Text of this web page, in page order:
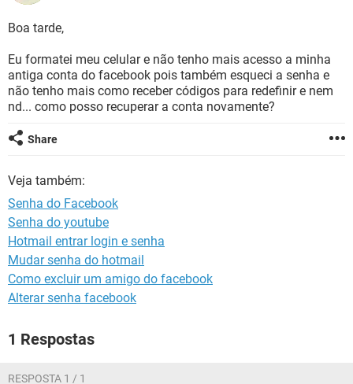
GUIA DE COMPRAS
INSTAGRAM
CELULAR
OUTLOOK
INSTAGRAM GMAIL
GUIA DE COMPRAS
OUTLOOK EXCEL
INSTAGRAM GMAIL
GUIA DE COMPRAS
Boa tarde,
Eu formatei meu celular e não tenho mais acesso a minha
antiga conta do facebook pois também esqueci a senha e
não tenho mais como receber códigos para redefinir e nem
nd... como posso recuperar a conta novamente?
Share
Veja também:
Senha do Facebook
Senha do youtube
Hotmail entrar login e senha
Mudar senha do hotmail
Como excluir um amigo do facebook
Alterar senha facebook
1 Respostas
RESPOSTA 1 / 1